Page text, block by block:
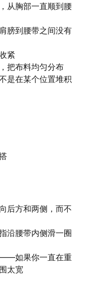
从胸部一直顺到腰
膀到腰带之间没有
紧
把布料均匀分布
是在某个位置堆积
后方和两侧，而不
沿腰带内侧滑一圈
——如果你一直在重
太宽